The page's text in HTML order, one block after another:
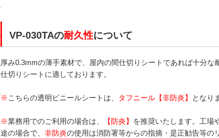
VP-030TAの耐久性について
厚み0.3mmの薄手素材で、屋内の間仕切りシートであれば十分
仕切りシートに適しております。
※ こちらの透明ビニールシートは、 タフニール【非防炎】 となり
※業務用でのご利用の場合は、 【防炎】
を推奨いたします。工場
途の場合で、 非防炎の使用は消防署等からの指摘・是正勧告等の